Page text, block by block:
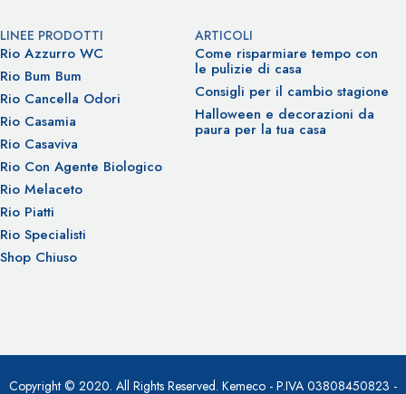
LINEE PRODOTTI
Rio Azzurro WC
Rio Bum Bum
Rio Cancella Odori
Rio Casamia
Rio Casaviva
Rio Con Agente Biologico
Rio Melaceto
Rio Piatti
Rio Specialisti
Shop Chiuso
ARTICOLI
Come risparmiare tempo con
le pulizie di casa
Consigli per il cambio stagione
Halloween e decorazioni da
paura per la tua casa
Copyright © 2020. All Rights Reserved. Kemeco - P.IVA 03808450823 -